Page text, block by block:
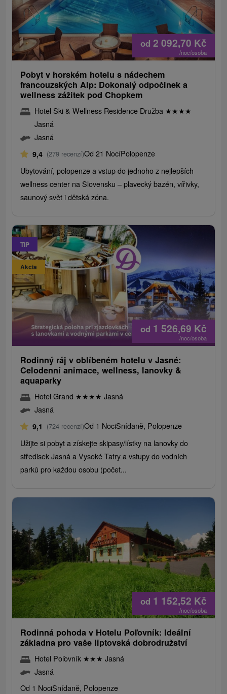
od 2 092,70 Kč
/noc/osoba
Pobyt v horském hotelu s nádechem
francouzských Alp: Dokonalý odpočinek a
wellness zážitek pod Chopkem
Hotel Ski & Wellness Residence Družba ★★★★
Jasná
Jasná
9,4 (279 recenzí)Od 21 NocíPolopenze
Ubytování, polopenze a vstup do jednoho z nejlepších
wellness center na Slovensku – plavecký bazén, vířivky,
saunový svět i dětská zóna.
TIP
Akcia
od 1 526,69 Kč
/noc/osoba
Rodinný ráj v oblíbeném hotelu v Jasné:
Celodenní animace, wellness, lanovky &
aquaparky
Hotel Grand ★★★★ Jasná
Jasná
9,1 (724 recenzí)Od 1 NociSnídaně, Polopenze
Užijte si pobyt a získejte skipasy/lístky na lanovky do
středisek Jasná a Vysoké Tatry a vstupy do vodních
parků pro každou osobu (počet...
od 1 152,52 Kč
/noc/osoba
Rodinná pohoda v Hotelu Poľovník: Ideální
základna pro vaše liptovská dobrodružství
Hotel Poľovník ★★★ Jasná
Jasná
Od 1 NociSnídaně, Polopenze